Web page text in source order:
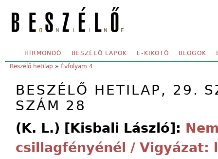
SECONDARY MENU
HÍRMONDÓ BESZÉLŐ LAPOK E-KIKÖTŐ BLOGOK
YOU ARE HERE:
Beszélő hetilap » Évfolyam 4
BESZÉLŐ HETILAP, 29.
SZÁM 28
(K. L.) [Kisbali László]:
csillagfényénél / Vigyázat: